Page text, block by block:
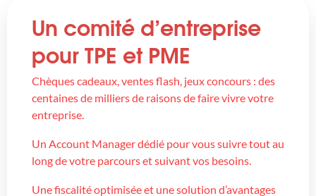
Un comité d’entreprise
pour TPE et PME
Chèques cadeaux, ventes flash, jeux concours : des
centaines de milliers de raisons de faire vivre votre
entreprise.
Un Account Manager dédié pour vous suivre tout au
long de votre parcours et suivant vos besoins.
Une fiscalité optimisée et une solution d’avantages